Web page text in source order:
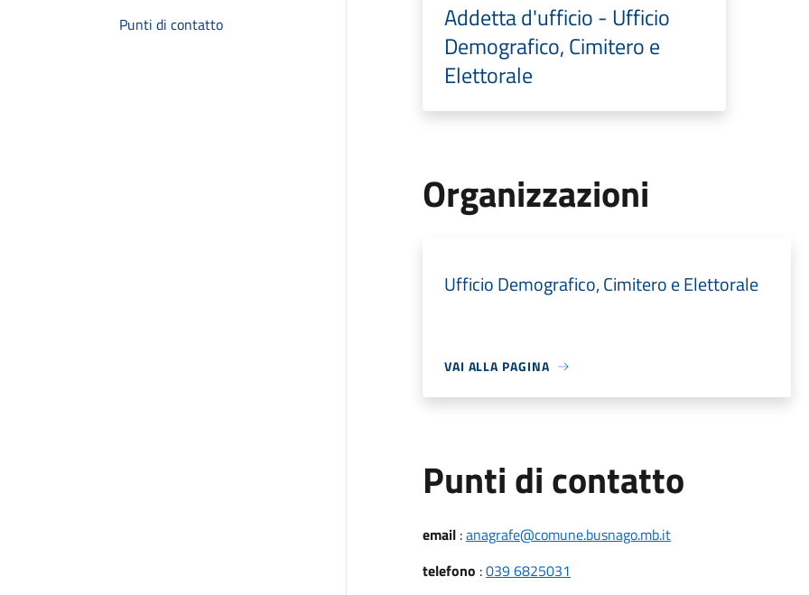
Punti di contatto
Addetta d'ufficio - Ufficio
Demografico, Cimitero e
Elettorale
Organizzazioni
Ufficio Demografico, Cimitero e Elettorale
VAI ALLA PAGINA
Punti di contatto
email:anagrafe@comune.busnago.mb.it
telefono :039 6825031